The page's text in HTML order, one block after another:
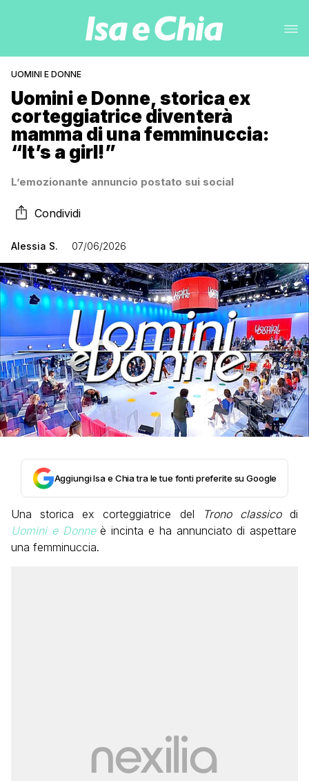
UOMINI E DONNE
Uomini e Donne, storica ex
corteggiatrice diventerà
mamma di una femminuccia:
“It’s a girl!”
L’emozionante annuncio postato sui social
Condividi
Alessia S. 07/06/2026
Aggiungi Isa e Chia tra le tue fonti preferite su Google
Una storica ex corteggiatrice del Trono classicodi
Uomini e Donneè incinta e ha annunciato di aspettare
una femminuccia.